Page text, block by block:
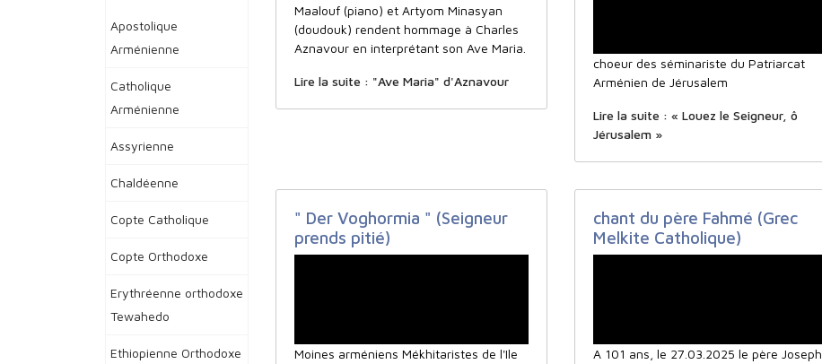
Apostolique
Arménienne
Catholique
Arménienne
Assyrienne
Chaldéenne
Copte Catholique
Copte Orthodoxe
Erythréenne orthodoxe
Tewahedo
Ethiopienne Orthodoxe
Maalouf (piano) et Artyom Minasyan
(doudouk) rendent hommage à Charles
Aznavour en interprétant son Ave Maria.
Lire la suite : "Ave Maria" d'Aznavour
choeur des séminariste du Patriarcat
Arménien de Jérusalem
Lire la suite : « Louez le Seigneur, ô
Jérusalem »
" Der Voghormia " (Seigneur
prends pitié)
Moines arméniens Mékhitaristes de l'Ile
chant du père Fahmé (Grec
Melkite Catholique)
A 101 ans, le 27.03.2025 le père Joseph